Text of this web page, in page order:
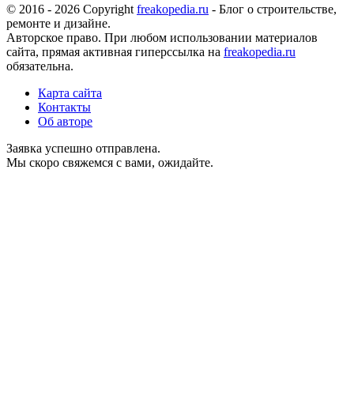
© 2016 - 2026 Copyrightfreakopedia.ru - Блог о строительстве,
ремонте и дизайне.
Авторское право. При любом использовании материалов
сайта, прямая активная гиперссылка на freakopedia.ru
обязательна.
Карта сайта
Контакты
Об авторе
Заявка успешно отправлена.
Мы скоро свяжемся с вами, ожидайте.